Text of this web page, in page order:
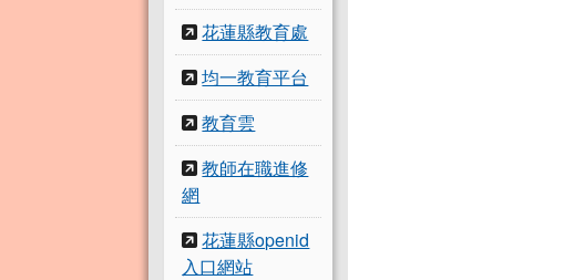
花蓮縣教育處
均一教育平台
教育雲
教師在職進修
網
花蓮縣openid
入口網站